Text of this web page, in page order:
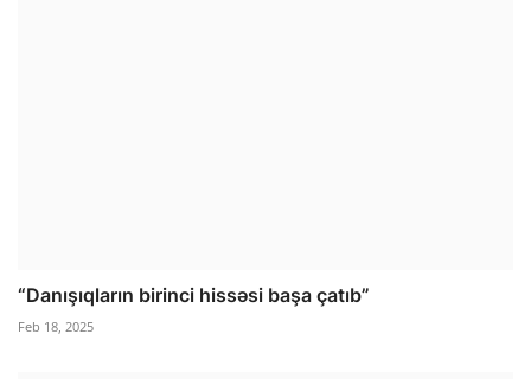
“Danışıqların birinci hissəsi başa çatıb”
Feb 18, 2025